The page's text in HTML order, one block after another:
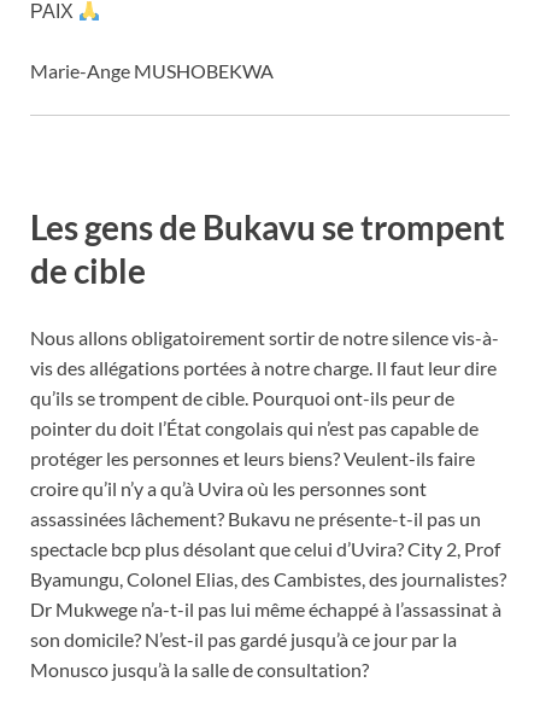
PAIX
Marie-Ange MUSHOBEKWA
Les gens de Bukavu se trompent
de cible
Nous allons obligatoirement sortir de notre silence vis-à-
vis des allégations portées à notre charge. Il faut leur dire
qu’ils se trompent de cible. Pourquoi ont-ils peur de
pointer du doit l’État congolais qui n’est pas capable de
protéger les personnes et leurs biens? Veulent-ils faire
croire qu’il n’y a qu’à Uvira où les personnes sont
assassinées lâchement? Bukavu ne présente-t-il pas un
spectacle bcp plus désolant que celui d’Uvira? City 2, Prof
Byamungu, Colonel Elias, des Cambistes, des journalistes?
Dr Mukwege n’a-t-il pas lui même échappé à l’assassinat à
son domicile? N’est-il pas gardé jusqu’à ce jour par la
Monusco jusqu’à la salle de consultation?